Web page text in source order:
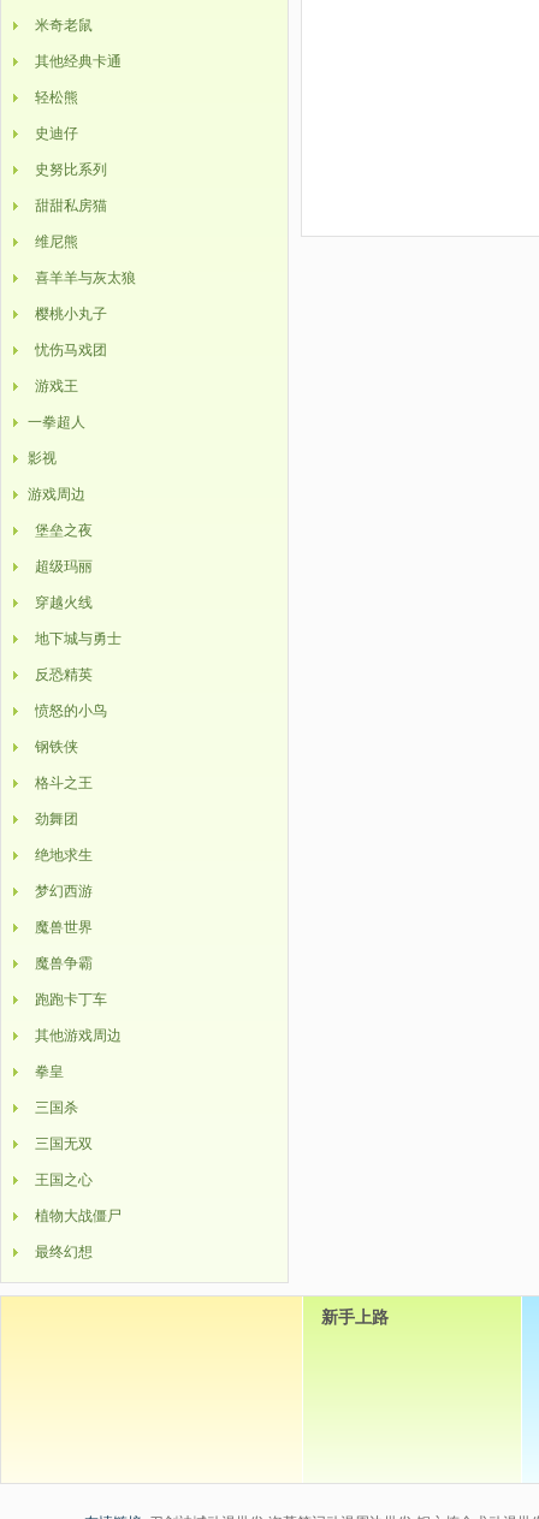
米奇老鼠
其他经典卡通
轻松熊
史迪仔
史努比系列
甜甜私房猫
维尼熊
喜羊羊与灰太狼
樱桃小丸子
忧伤马戏团
游戏王
一拳超人
影视
游戏周边
堡垒之夜
超级玛丽
穿越火线
地下城与勇士
反恐精英
愤怒的小鸟
钢铁侠
格斗之王
劲舞团
绝地求生
梦幻西游
魔兽世界
魔兽争霸
跑跑卡丁车
其他游戏周边
拳皇
三国杀
三国无双
王国之心
植物大战僵尸
最终幻想
新手上路